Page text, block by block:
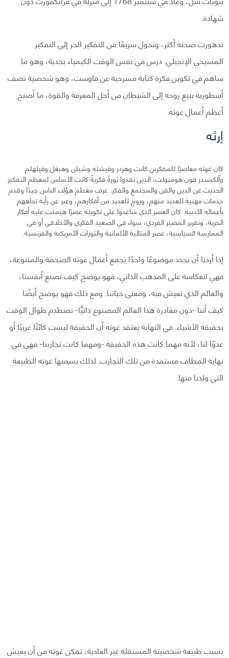
شهادة.
تدهورت صحته أكثر، وتحول سريعًا من التفكير الحر إلى التفكير
المسيحي الإنجيلي. درس في نفس الوقت الكيمياء بجدية، وهو ما
ساهم في تكوين فكرة كتابة مسرحية عن فاوست، وهو شخصية نصف
أسطورية يبيع روحه إلى الشيطان من أجل المعرفة والقوة، ما أصبح
أعظم أعمال غوته.
إرثه
كان غوته معاصرًا للمفكرين كانت وهردر وفيشته وشيلن وهيغل وفيلهلم
وألكسندر فون هومبولت، الذين نفذوا ثورةً فكريةً كانت الأساس لمعظم التفكير
الحديث عن الدين والفن والمجتمع والفكر. عرف معظم هؤلاء الناس جيدًا وقدم
خدمات مهنية للعديد منهم، وروج للعديد من أفكارهم، وعبر عن رأيه تجاههم
بأعماله الأدبية. كان العصر الذي ساعدوا على تكوينه عصرًا هيمنت عليه أفكار
الحرية، وتقرير المصير الفردي، سواء في الصعيد الفكري والأخلاقي أو في
الممارسة السياسية، عصر المثالية الألمانية والثورات الأمريكية والفرنسية.
إذا أردنا أن نحدد موضوعًا واحدًا يجمع أعمال غوته الضخمة والمتنوعة،
فهي انعكاسه على المذهب الذاتي، فهو يوضح كيف نصنع أنفسنا،
والعالم الذي نعيش فيه، ومعنى حياتنا. ومع ذلك فهو يوضح أيضًا
كيف أننا -دون مغادرة هذا العالم المصنوع ذاتيًّا- نصطدم طوال الوقت
بحقيقة الأشياء. في النهاية يعتقد غوته أن الحقيقة ليست كائنًا غريبًا أو
عدوًا لنا، لأنه مهما كانت هذه الحقيقة -ومهما كانت تجاربنا- فهي في
نهاية المطاف مستمدة من تلك التجارب. لذلك يسميها غوته الطبيعة
التي ولدنا منها.
بسبب طبيعة شخصيته المستقلة غير العادية، تمكن غوته من أن يعيش